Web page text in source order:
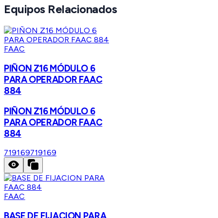
Equipos Relacionados
FAAC
PIÑON Z16 MÓDULO 6
PARA OPERADOR FAAC
884
PIÑON Z16 MÓDULO 6
PARA OPERADOR FAAC
884
719169719169
FAAC